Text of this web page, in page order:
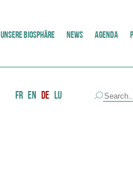
UNSERE BIOSPHÄRE NEWS AGENDA
FR EN DE LU